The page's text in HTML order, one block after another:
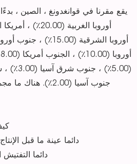
2.
دائما عينة ما قبل
دائما